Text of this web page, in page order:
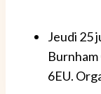
Jeudi 25
6EU.